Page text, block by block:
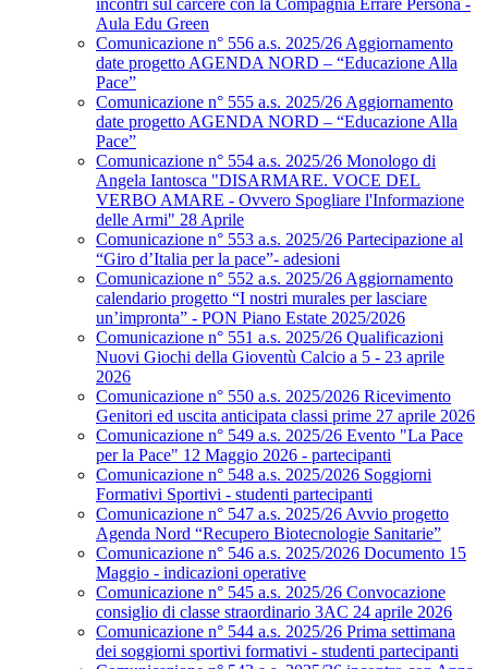
incontri sul carcere con la Compagnia Errare Persona -
Aula Edu Green
Comunicazione n° 556 a.s. 2025/26 Aggiornamento
date progetto AGENDA NORD – “Educazione Alla
Pace”
Comunicazione n° 555 a.s. 2025/26 Aggiornamento
date progetto AGENDA NORD – “Educazione Alla
Pace”
Comunicazione n° 554 a.s. 2025/26 Monologo di
Angela Iantosca "DISARMARE. VOCE DEL
VERBO AMARE - Ovvero Spogliare l'Informazione
delle Armi" 28 Aprile
Comunicazione n° 553 a.s. 2025/26 Partecipazione al
“Giro d’Italia per la pace”- adesioni
Comunicazione n° 552 a.s. 2025/26 Aggiornamento
calendario progetto “I nostri murales per lasciare
un’impronta” - PON Piano Estate 2025/2026
Comunicazione n° 551 a.s. 2025/26 Qualificazioni
Nuovi Giochi della Gioventù Calcio a 5 - 23 aprile
2026
Comunicazione n° 550 a.s. 2025/2026 Ricevimento
Genitori ed uscita anticipata classi prime 27 aprile 2026
Comunicazione n° 549 a.s. 2025/26 Evento "La Pace
per la Pace" 12 Maggio 2026 - partecipanti
Comunicazione n° 548 a.s. 2025/2026 Soggiorni
Formativi Sportivi - studenti partecipanti
Comunicazione n° 547 a.s. 2025/26 Avvio progetto
Agenda Nord “Recupero Biotecnologie Sanitarie”
Comunicazione n° 546 a.s. 2025/2026 Documento 15
Maggio - indicazioni operative
Comunicazione n° 545 a.s. 2025/26 Convocazione
consiglio di classe straordinario 3AC 24 aprile 2026
Comunicazione n° 544 a.s. 2025/26 Prima settimana
dei soggiorni sportivi formativi - studenti partecipanti